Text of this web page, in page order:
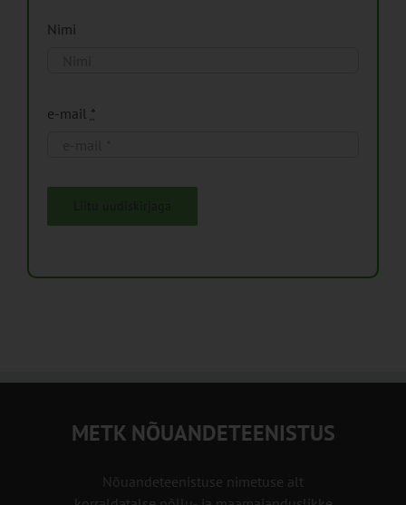
Nimi
e-mail *
METK NÕUANDETEENISTUS
Nõuandeteenistuse nimetuse alt